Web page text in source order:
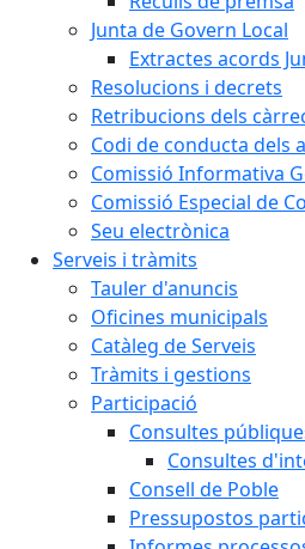
Junta de Govern Local
Extractes acords
Resolucions i decrets
Retribucions dels
Codi de conducta dels
Comissió Informativa
Comissió Especial de
Seu electrònica
Serveis i tràmits
Tauler d'anuncis
Oficines municipals
Catàleg de Serveis
Tràmits i gestions
Participació
Consultes
Consultes
Consell de Poble
Pressupostos